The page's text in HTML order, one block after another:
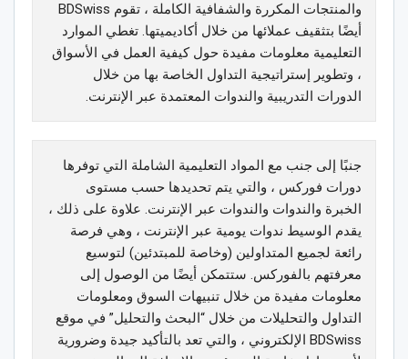
والمنتجات المكررة والشفافية الكاملة ، تقوم BDSwiss
أيضًا بتثقيف عملائها من خلال أكاديميتها. تغطي الموارد
التعليمية معلومات مفيدة حول كيفية العمل في الأسواق
، وتطوير إستراتيجية التداول الخاصة بها من خلال
الدورات التدريبية والندوات المعتمدة عبر الإنترنت.
جنبًا إلى جنب مع المواد التعليمية الشاملة التي توفرها
دورات فوركس ، والتي يتم تحديدها حسب مستوى
الخبرة والندوات والندوات عبر الإنترنت. علاوة على ذلك ،
يقدم الوسيط ندوات يومية عبر الإنترنت ، وهي فرصة
رائعة لجميع المتداولين (وخاصة للمبتدئين) لتوسيع
معرفتهم بالفوركس. ستتمكن أيضًا من الوصول إلى
معلومات مفيدة من خلال تنبيهات السوق ومعلومات
التداول والتحليلات من خلال “البحث والتحليل” في موقع
BDSwiss الإلكتروني ، والتي تعد بالتأكيد جيدة وضرورية